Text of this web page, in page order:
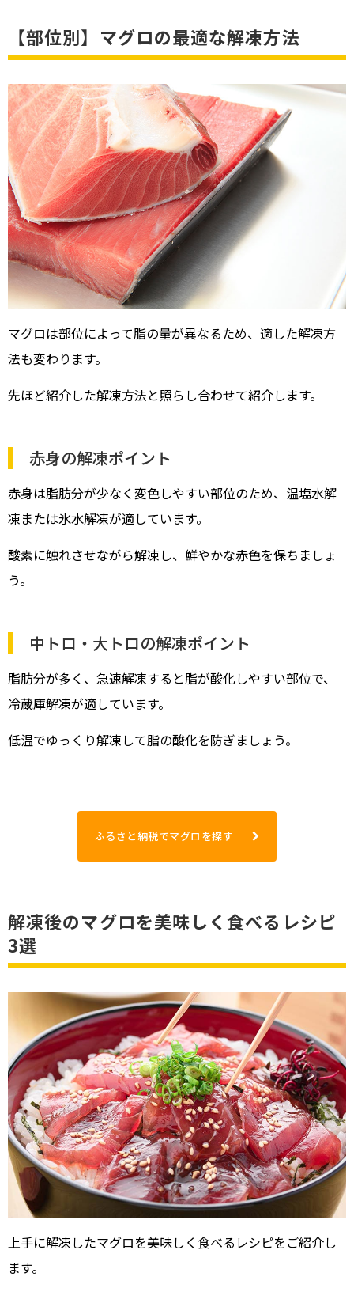
【部位別】マグロの最適な解凍方法
マグロは部位によって脂の量が異なるため、適した解凍方
法も変わります。
先ほど紹介した解凍方法と照らし合わせて紹介します。
赤身の解凍ポイント
赤身は脂肪分が少なく変色しやすい部位のため、温塩水解
凍または氷水解凍が適しています。
酸素に触れさせながら解凍し、鮮やかな赤色を保ちましょ
う。
中トロ・大トロの解凍ポイント
脂肪分が多く、急速解凍すると脂が酸化しやすい部位で、
冷蔵庫解凍が適しています。
低温でゆっくり解凍して脂の酸化を防ぎましょう。
ふるさと納税でマグロを探す
解凍後のマグロを美味しく食べるレシピ
3選
上手に解凍したマグロを美味しく食べるレシピをご紹介し
ます。